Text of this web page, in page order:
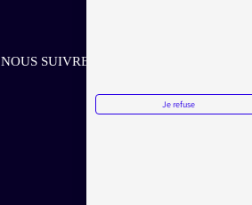
NOUS SUIVRE SUR LES RÉSEAUX
Aller sur la page Facebook de la
Aller sur la page Twitter de la
Aller sur la page Instagram de la
Je refuse